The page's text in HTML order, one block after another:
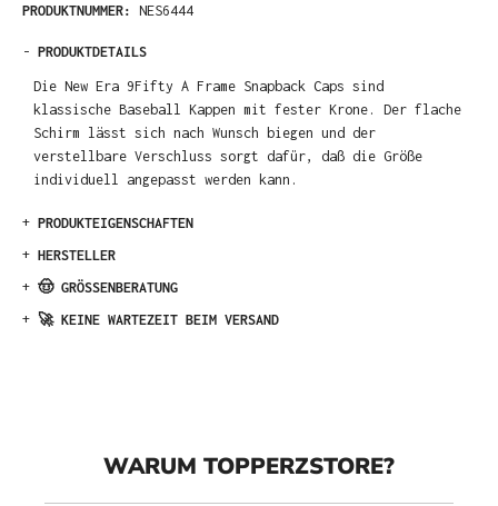
PRODUKTNUMMER: NES6444
- PRODUKTDETAILS
Die New Era 9Fifty A Frame Snapback Caps sind
klassische Baseball Kappen mit fester Krone. Der flache
Schirm lässt sich nach Wunsch biegen und der
verstellbare Verschluss sorgt dafür, daß die Größe
individuell angepasst werden kann.
+ PRODUKTEIGENSCHAFTEN
+ HERSTELLER
+ 🤠 GRÖSSENBERATUNG
+ 🚀 KEINE WARTEZEIT BEIM VERSAND
WARUM TOPPERZSTORE?